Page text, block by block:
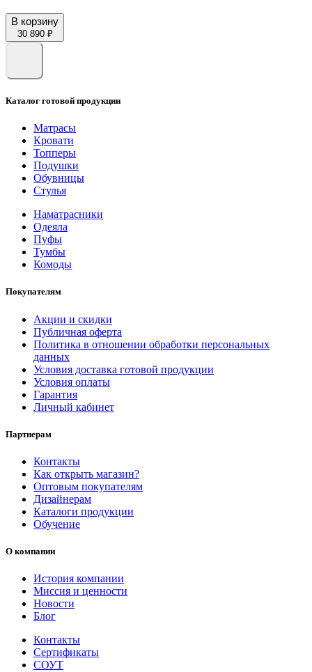
В корзину
30 890 ₽
Каталог готовой продукции
Матрасы
Кровати
Топперы
Подушки
Обувницы
Стулья
Наматрасники
Одеяла
Пуфы
Тумбы
Комоды
Покупателям
Акции и скидки
Публичная оферта
Политика в отношении обработки персональных
данных
Условия доставка готовой продукции
Условия оплаты
Гарантия
Личный кабинет
Партнерам
Контакты
Как открыть магазин?
Оптовым покупателям
Дизайнерам
Каталоги продукции
Обучение
О компании
История компании
Миссия и ценности
Новости
Блог
Контакты
Сертификаты
СОУТ